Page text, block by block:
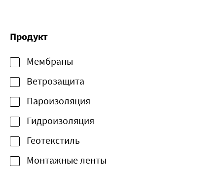
Продукт
Мембраны
Ветрозащита
Пароизоляция
Гидроизоляция
Геотекстиль
Монтажные ленты